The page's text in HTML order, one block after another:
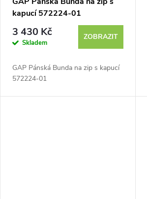
kapucí 572224-01
3 430 Kč
Skladem
ZOBRAZIT
GAP Pánská Bunda na zip s kapucí
572224-01